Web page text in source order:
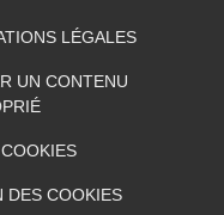
LÉGALES
UN CONTENU
DES COOKIES